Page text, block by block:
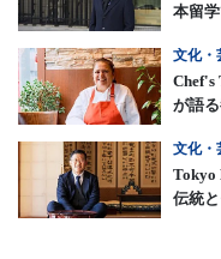
本留
文化・
Chef's
が語
文化・
Tokyo
伝統